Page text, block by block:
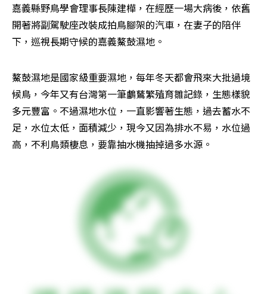
嘉義縣野鳥學會理事長陳建樺，在經歷一場大病後，依舊
開著將副駕駛座改裝成拍鳥腳架的汽車，在妻子的陪伴
下，巡視長期守候的嘉義鰲鼓濕地。
鰲鼓濕地是國家級重要濕地，每年冬天都會飛來大批過境
候鳥，今年又有台灣第一筆鸕鶿繁殖育雛記錄，生態樣貌
多元豐富。不過濕地水位，一直影響著生態，過去蓄水不
足，水位太低，面積減少，現今又因為排水不易，水位過
高，不利鳥類棲息，要靠抽水機抽掉過多水源。